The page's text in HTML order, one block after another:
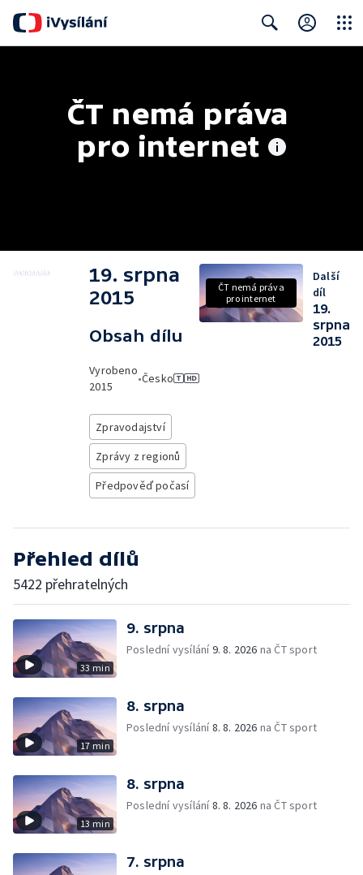
ČT nemá práva
pro internet
19. srpna
2015
Obsah dílu
Vyrobeno
2015
•Česko
Zpravodajství
Zprávy z regionů
Předpověď počasí
ČT nemá práva
pro internet
Další
díl
19.
srpna
2015
Přehled dílů
5422 přehratelných
33 min
9. srpna
Poslední vysílání9. 8. 2026 na ČT sport
17 min
8. srpna
Poslední vysílání8. 8. 2026 na ČT sport
13 min
8. srpna
Poslední vysílání8. 8. 2026 na ČT sport
7. srpna